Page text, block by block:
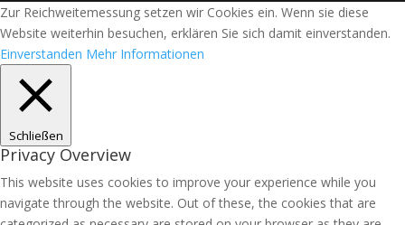
Zur Reichweitemessung setzen wir Cookies ein. Wenn sie diese
Website weiterhin besuchen, erklären Sie sich damit einverstanden.
Einverstanden Mehr Informationen
Schließen
Privacy Overview
This website uses cookies to improve your experience while you
navigate through the website. Out of these, the cookies that are